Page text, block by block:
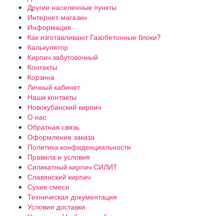
Другие населенные пункты
Интернет-магазин
Информация
Как изготавливают Газобетонные блоки?
Калькулятор
Кирпич забутовочный
Контакты
Корзина
Личный кабинет
Наши контакты
Новокубанский кирпич
О нас
Обратная связь
Оформление заказа
Политика конфиденциальности
Правила и условия
Силикатный кирпич СИЛИТ
Славянский кирпич
Сухие смеси
Техническая документация
Условия доставки